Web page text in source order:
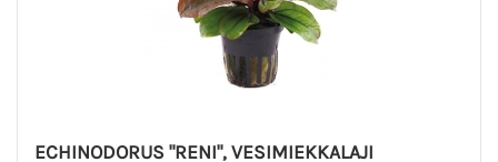
ECHINODORUS "RENI", VESIMIEKKALAJI